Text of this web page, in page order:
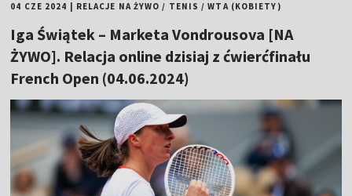
04 CZE 2024 RELACJE NA ŻYWO / TENIS /WTA (KOBIETY)
Iga Świątek – Marketa Vondrousova [NA
ŻYWO]. Relacja online dzisiaj z ćwierćfinału
French Open (04.06.2024)